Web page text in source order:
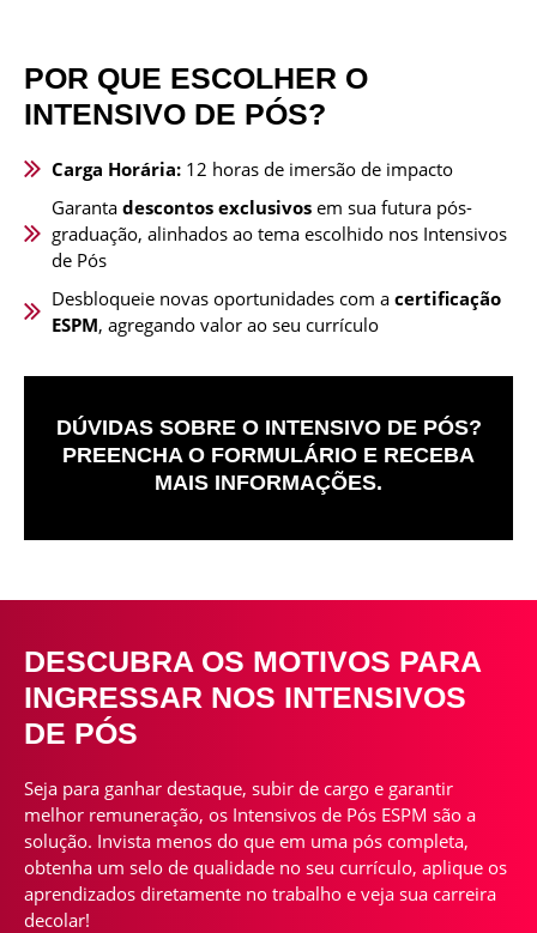
POR QUE ESCOLHER O
INTENSIVO DE PÓS?
Carga Horária:12 horas de imersão de impacto
Garanta descontos exclusivosem sua futura pós-
graduação, alinhados ao tema escolhido nos Intensivos
de Pós
Desbloqueie novas oportunidades com a certificação
ESPM, agregando valor ao seu currículo
DÚVIDAS SOBRE O INTENSIVO DE PÓS?
PREENCHA O FORMULÁRIO E RECEBA
MAIS INFORMAÇÕES.
DESCUBRA OS MOTIVOS PARA
INGRESSAR NOS INTENSIVOS
DE PÓS
Seja para ganhar destaque, subir de cargo e garantir
melhor remuneração, os Intensivos de Pós ESPM são a
solução. Invista menos do que em uma pós completa,
obtenha um selo de qualidade no seu currículo, aplique os
aprendizados diretamente no trabalho e veja sua carreira
decolar!